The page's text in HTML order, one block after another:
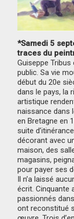
*Samedi 5
traces du
Guiseppe
public. Sa vie
début du 20e
dans le pays, la
artistique
naissance dans
en Bretagne en
suite
décorant avec
maison, des
magasins,
pour payer ses
Il n’a laissé
écrit. Cinquante
passionnés
ont reconstitué